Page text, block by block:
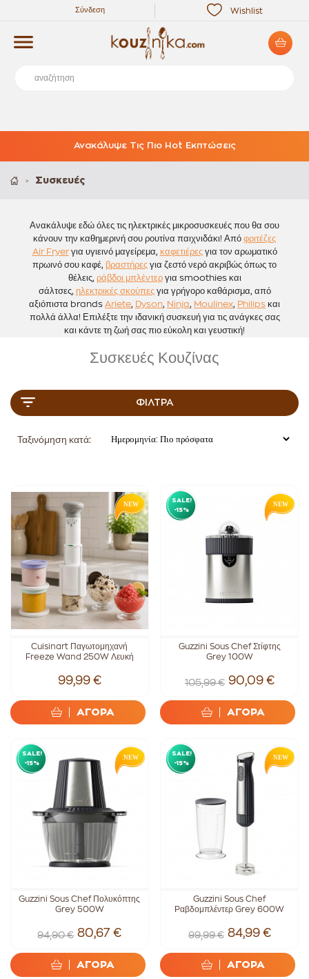
Wishlist
Σύνδεση
Ανακάλυψε Τις Πιο Hot Εκπτώσεις
> Συσκευές
Ανακάλυψε εδώ όλες τις ηλεκτρικές μικροσυσκευές που θα σου
κάνουν την καθημερινή σου ρουτίνα παιχνιδάκι! Από φριτέζες
Air Fryerγια υγιεινό μαγείρεμα, καφετιέρεςγια τον αρωματικό
πρωινό σου καφέ, βραστήρες για ζεστό νερό ακριβώς όπως το
θέλεις, ράβδοι μπλέντεργια smoothies και
σάλτσες, ηλεκτρικές σκούπεςγια γρήγορο καθάρισμα, από
αξιόπιστα brands Ariete, Dyson, Ninja, Moulinex, Philips και
πολλά άλλα! Επιλέξτε την ιδανική συσκευή για τις ανάγκες σας
και κάντε τη ζωή σας πιο εύκολη και γευστική!
Συσκευές Κουζίνας
ΦΊΛΤΡΑ
Ταξινόμηση κατά:
Cuisinart Παγωτομηχανή
Freeze Wand 250W Λευκή
99,99 €
ΑΓΟΡΑ
SALE!
-15%
Guzzini Sous Chef Στίφτης
Grey 100W
105,99 € 90,09 €
ΑΓΟΡΑ
SALE!
-15%
Guzzini Sous Chef Πολυκόπτης
Grey 500W
94,90 € 80,67 €
ΑΓΟΡΑ
SALE!
-15%
Guzzini Sous Chef
Ραβδομπλέντερ Grey 600W
99,99 € 84,99 €
ΑΓΟΡΑ